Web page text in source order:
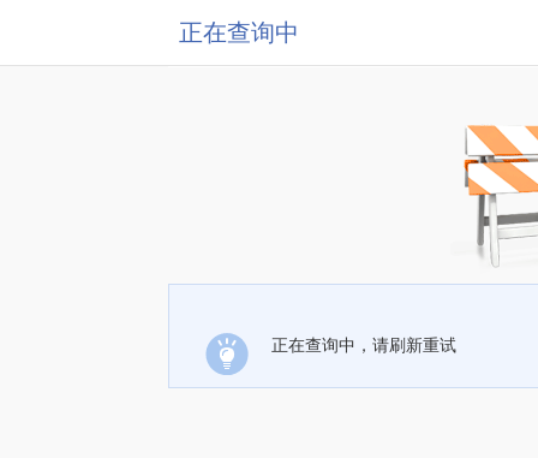
正在查询中
正在查询中，请刷新重试